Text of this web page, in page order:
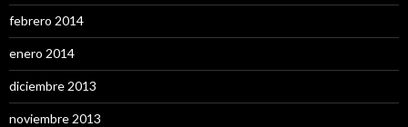
febrero 2014
enero 2014
diciembre 2013
noviembre 2013